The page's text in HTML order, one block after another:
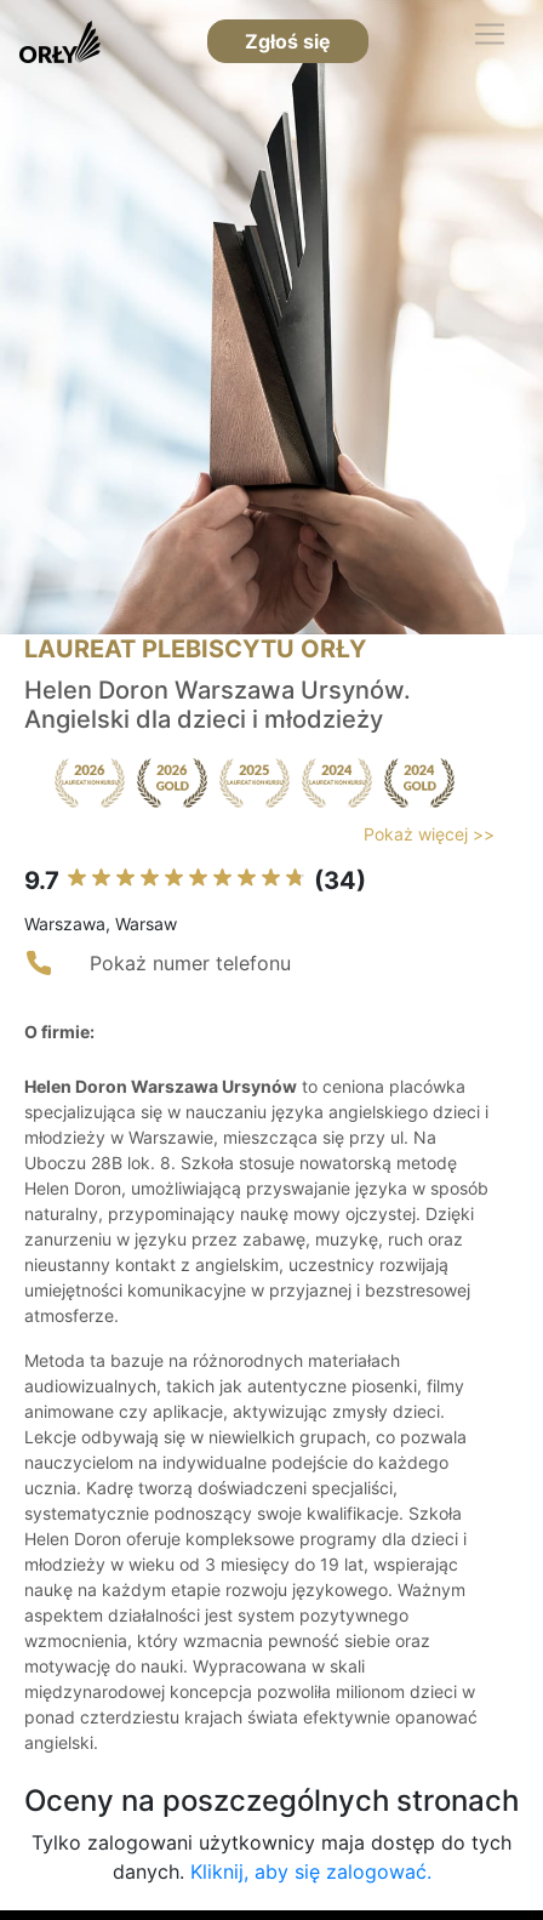
Zgłoś się
LAUREAT PLEBISCYTU ORŁY
Helen Doron Warszawa Ursynów.
Angielski dla dzieci i młodzieży
Pokaż więcej >>
9.7 (34)
Warszawa, Warsaw
Pokaż numer telefonu
O firmie:
Helen Doron Warszawa Ursynów to ceniona placówka
specjalizująca się w nauczaniu języka angielskiego dzieci i
młodzieży w Warszawie, mieszcząca się przy ul. Na
Uboczu 28B lok. 8. Szkoła stosuje nowatorską metodę
Helen Doron, umożliwiającą przyswajanie języka w sposób
naturalny, przypominający naukę mowy ojczystej. Dzięki
zanurzeniu w języku przez zabawę, muzykę, ruch oraz
nieustanny kontakt z angielskim, uczestnicy rozwijają
umiejętności komunikacyjne w przyjaznej i bezstresowej
atmosferze.
Metoda ta bazuje na różnorodnych materiałach
audiowizualnych, takich jak autentyczne piosenki, filmy
animowane czy aplikacje, aktywizując zmysły dzieci.
Lekcje odbywają się w niewielkich grupach, co pozwala
nauczycielom na indywidualne podejście do każdego
ucznia. Kadrę tworzą doświadczeni specjaliści,
systematycznie podnoszący swoje kwalifikacje. Szkoła
Helen Doron oferuje kompleksowe programy dla dzieci i
młodzieży w wieku od 3 miesięcy do 19 lat, wspierając
naukę na każdym etapie rozwoju językowego. Ważnym
aspektem działalności jest system pozytywnego
wzmocnienia, który wzmacnia pewność siebie oraz
motywację do nauki. Wypracowana w skali
międzynarodowej koncepcja pozwoliła milionom dzieci w
ponad czterdziestu krajach świata efektywnie opanować
angielski.
Oceny na poszczególnych stronach
Tylko zalogowani użytkownicy maja dostęp do tych
danych. Kliknij, aby się zalogować.